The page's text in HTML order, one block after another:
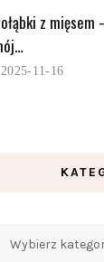
z mięsem
2025-11-16